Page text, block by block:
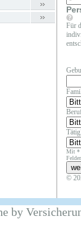
Für
Mit *
©
by